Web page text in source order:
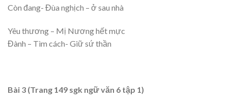
Còn đang- Đùa nghịch – ở sau nhà
Yêu thương – Mị Nương hết mực
Đành – Tìm cách- Giữ sứ thần
Bài 3 (Trang 149 sgk ngữ văn 6 tập 1)